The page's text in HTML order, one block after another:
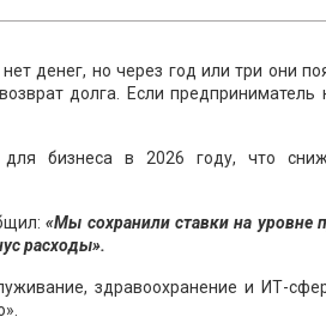
денег, но через год или три они
долга. Если предприниматель
для бизнеса в 2026 году, что
«Мы сохранили ставки на уровне
расходы».
здравоохранение и ИТ-